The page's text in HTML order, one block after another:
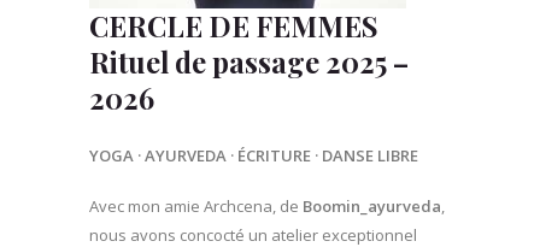
CERCLE DE FEMMES
Rituel de passage 2025 –
2026
YOGA · AYURVEDA · ÉCRITURE · DANSE LIBRE
Avec mon amie Archcena, de Boomin_ayurveda,
nous avons concocté un atelier exceptionnel